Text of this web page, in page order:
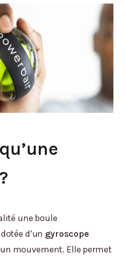
une boule
d’un gyroscope
mouvement. Elle permet